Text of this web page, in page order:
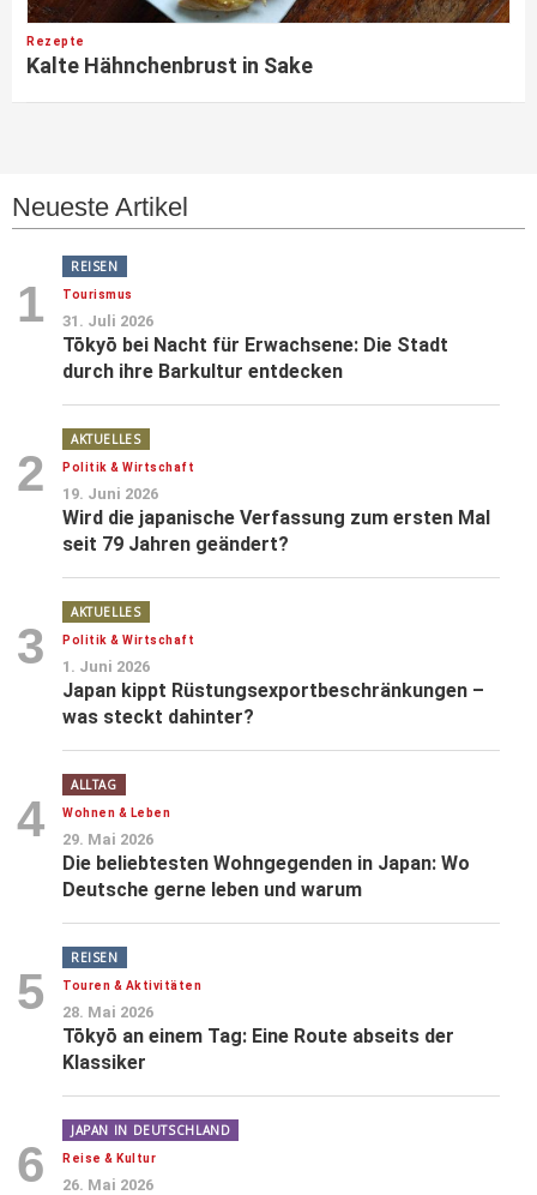
Rezepte
Kalte Hähnchenbrust in Sake
Neueste Artikel
1
REISEN
Tourismus
31. Juli 2026
Tōkyō bei Nacht für Erwachsene: Die Stadt
durch ihre Barkultur entdecken
2
AKTUELLES
Politik & Wirtschaft
19. Juni 2026
Wird die japanische Verfassung zum ersten Mal
seit 79 Jahren geändert?
3
AKTUELLES
Politik & Wirtschaft
1. Juni 2026
Japan kippt Rüstungsexportbeschränkungen –
was steckt dahinter?
4
ALLTAG
Wohnen & Leben
29. Mai 2026
Die beliebtesten Wohngegenden in Japan: Wo
Deutsche gerne leben und warum
5
REISEN
Touren & Aktivitäten
28. Mai 2026
Tōkyō an einem Tag: Eine Route abseits der
Klassiker
6
JAPAN IN DEUTSCHLAND
Reise & Kultur
26. Mai 2026